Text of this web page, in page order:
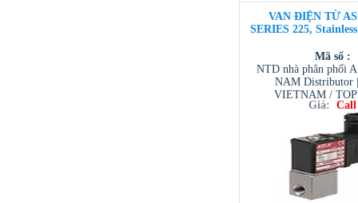
VAN ĐIỆN TỪ
SERIES 225,
Mã số :
NTD nhà phân phối
NAM Distributor
VIETNAM /
VIETNAM /
/ TESCOM
Giá: Call